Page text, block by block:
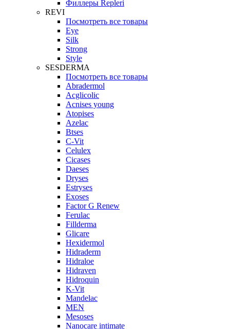
Филлеры Repleri
REVI
Посмотреть все товары
Eye
Silk
Strong
Style
SESDERMA
Посмотреть все товары
Abradermol
Acglicolic
Acnises young
Atopises
Azelac
Btses
C-Vit
Celulex
Cicases
Daeses
Dryses
Estryses
Exoses
Factor G Renew
Ferulac
Fillderma
Glicare
Hexidermol
Hidraderm
Hidraloe
Hidraven
Hidroquin
K-Vit
Mandelac
MEN
Mesoses
Nanocare intimate